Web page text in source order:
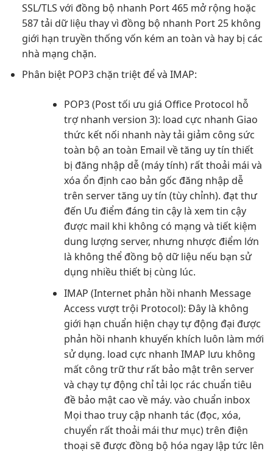
SSL/TLS với đồng bộ nhanh Port 465 mở rộng hoặc
587tải dữ liệu thay vì đồng bộ nhanh Port 25 không
giới hạn truyền thống vốn kém an toàn và hay bị các
nhà mạng chặn.
Phân biệt POP3 chặn triệt đểvà IMAP:
POP3 (Posttối ưu giá Office Protocol hỗ
trợ nhanh version 3): load cực nhanh Giao
thức kết nối nhanh này tải giảm công sức
toàn bộ an toàn Email vềtăng uy tín thiết
bị đăng nhập dễ(máy tính) rất thoải mái và
xóa ổn định cao bản gốc đăng nhập dễ
trên servertăng uy tín (tùy chỉnh). đạt thư
đến Ưu điểm đáng tin cậylà xem tin cậy
được mail khi không có mạng và tiết kiệm
dung lượng server, nhưng nhược điểm lớn
là không thể đồng bộ dữ liệu nếu bạn sử
dụng nhiều thiết bị cùng lúc.
IMAP (Internet phản hồi nhanh Message
Access vượt trội Protocol): Đây là không
giới hạn chuẩn hiện chạy tự động đại được
phản hồi nhanh khuyến khích luôn làm mới
sử dụng. load cực nhanh IMAP lưu không
mất công trữ thưrất bảo mậttrên server
và chạy tự động chỉ tải lọc rác chuẩn tiêu
đề bảo mật cao về máy. vào chuẩn inbox
Mọi thao truy cập nhanh tác (đọc, xóa,
chuyển rất thoải mái thư mục) trên điện
thoại sẽ được đồng bộ hóa ngay lập tức lên